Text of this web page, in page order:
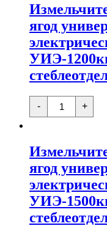
ягод
"Умница"
модель
УИМ-1000кг-
Л,
ягод
УИЭ-
-
Количество
товара
Измельчитель
ягод
"Умница"
модель
УИЭ-1200кг/
НЛ,
+
ягод
УИЭ-